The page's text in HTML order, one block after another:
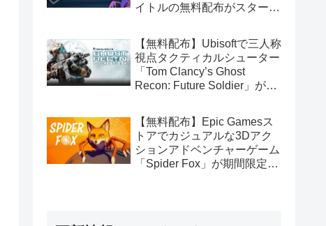
イトルの無料配布がスタート
【無料配布】Ubisoftで三人称
視点タクティカルシューター
「Tom Clancy’s Ghost
Recon: Future Soldier」が期
Connect版）
【無料配布】Epic Gamesス
トアでカジュアルな3Dアク
ションアドベンチャーゲーム
「Spider Fox」が期間限定で